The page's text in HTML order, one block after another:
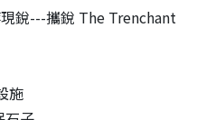
銳---攜銳 The Trenchant
施